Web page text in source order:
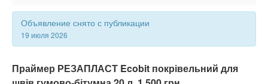
Объявление снято с публикации
19 июля 2026
Праймер РЕЗАПЛАСТ Ecobit покрівельний для